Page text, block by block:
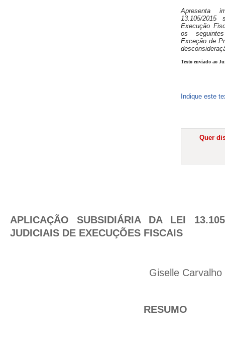
Apresenta
13.105/
Execução
os
Exceção de
Texto enviado ao
Indique este
Quer
APLICAÇÃO SUBSIDIÁRIA DA LEI
JUDICIAIS DE EXECUÇÕES FISCAIS
Giselle
RESUMO